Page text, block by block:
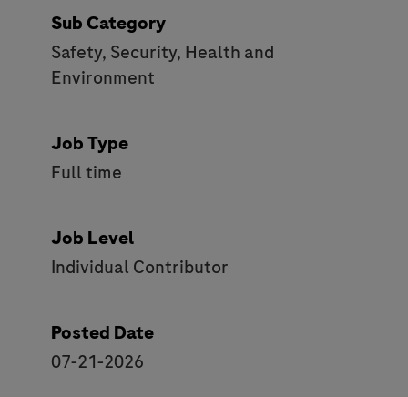
Sub Category
Safety, Security, Health and
Environment
Job Type
Full time
Job Level
Individual Contributor
Posted Date
07-21-2026